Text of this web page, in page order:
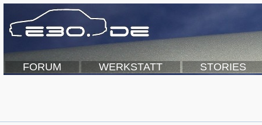
FORUM WERKSTATT STORIES